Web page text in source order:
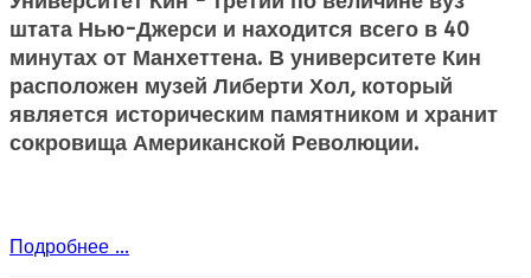
штата Нью-Джерси и находится всего в 40
минутах от Манхеттена. В университете Кин
расположен музей Либерти Хол, который
является историческим памятником и хранит
сокровища Американской Революции.
Подробнее ...